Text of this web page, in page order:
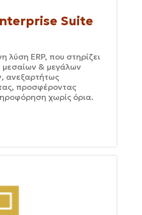
Suite
λύση ERP, που στηρίζει
μεσαίων & μεγάλων
ανεξαρτήτως
προσφέροντας
χωρίς όρια.